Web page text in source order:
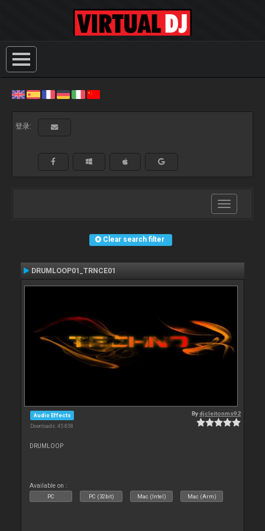
登录:
Toggle
navigation
Clear search filter
DRUMLOOP01_TRNCE01
Audio Effects
Downloads: 45 838
Bydjcleitonms92
DRUMLOOP
Available on :
PC PC (32bit) Mac (Intel) Mac (Arm)